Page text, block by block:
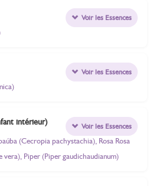
Voir les Essences
Voir les Essences
intérieur)
(Cecropia pachystachia), Rosa Rosa
vera), Piper (Piper gaudichaudianum)
Voir les Essences